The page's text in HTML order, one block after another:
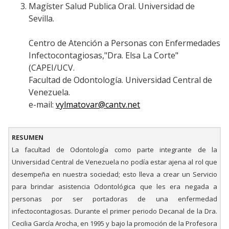
Magíster Salud Publica Oral. Universidad de
Sevilla.
Centro de Atención a Personas con Enfermedades
Infectocontagiosas,"Dra. Elsa La Corte"
(CAPEI/UCV.
Facultad de Odontología. Universidad Central de
Venezuela.
e-mail: vylmatovar@cantv.net
RESUMEN
La facultad de Odontología como parte integrante de la
Universidad Central de Venezuela no podía estar ajena al rol que
desempeña en nuestra sociedad; esto lleva a crear un Servicio
para brindar asistencia Odontológica que les era negada a
personas por ser portadoras de una enfermedad
infectocontagiosas. Durante el primer periodo Decanal de la Dra.
Cecilia García Arocha, en 1995 y bajo la promoción de la Profesora